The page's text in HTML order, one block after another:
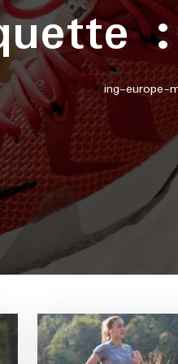
ing-europe-